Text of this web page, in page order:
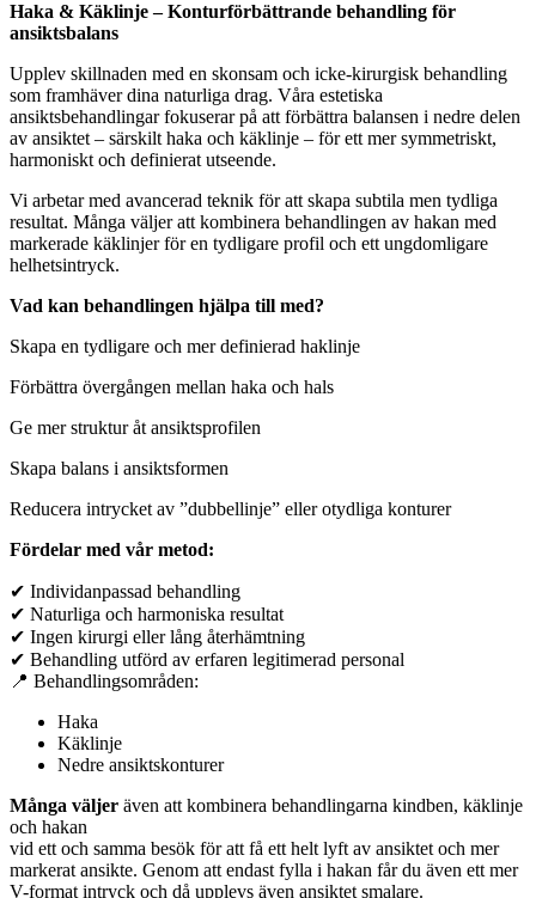
Haka & Käklinje – Konturförbättrande behandling för
ansiktsbalans
Upplev skillnaden med en skonsam och icke-kirurgisk behandling
som framhäver dina naturliga drag. Våra estetiska
ansiktsbehandlingar fokuserar på att förbättra balansen i nedre delen
av ansiktet – särskilt haka och käklinje – för ett mer symmetriskt,
harmoniskt och definierat utseende.
Vi arbetar med avancerad teknik för att skapa subtila men tydliga
resultat. Många väljer att kombinera behandlingen av hakan med
markerade käklinjer för en tydligare profil och ett ungdomligare
helhetsintryck.
Vad kan behandlingen hjälpa till med?
Skapa en tydligare och mer definierad haklinje
Förbättra övergången mellan haka och hals
Ge mer struktur åt ansiktsprofilen
Skapa balans i ansiktsformen
Reducera intrycket av ”dubbellinje” eller otydliga konturer
Fördelar med vår metod:
✔ Individanpassad behandling
✔ Naturliga och harmoniska resultat
✔ Ingen kirurgi eller lång återhämtning
✔ Behandling utförd av erfaren legitimerad personal
📍 Behandlingsområden:
Haka
Käklinje
Nedre ansiktskonturer
Många väljer även att kombinera behandlingarna kindben, käklinje
och hakan
vid ett och samma besök för att få ett helt lyft av ansiktet och mer
markerat ansikte. Genom att endast fylla i hakan får du även ett mer
V-format intryck och då upplevs även ansiktet smalare.